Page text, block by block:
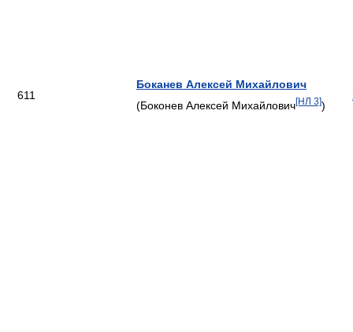
611
Боканев Алексей Михайлович
(Боконев Алексей Михайлович[НЛ 3])